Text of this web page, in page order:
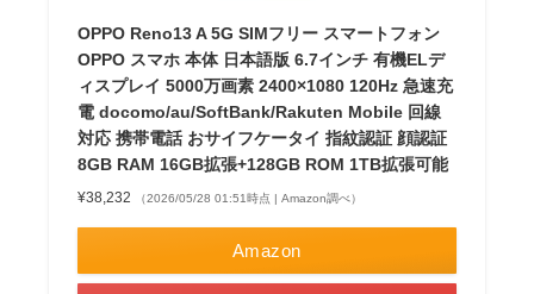
OPPO Reno13 A 5G SIMフリー スマートフォン
OPPO スマホ 本体 日本語版 6.7インチ 有機ELデ
ィスプレイ 5000万画素 2400×1080 120Hz 急速充
電 docomo/au/SoftBank/Rakuten Mobile 回線
対応 携帯電話 おサイフケータイ 指紋認証 顔認証
8GB RAM 16GB拡張+128GB ROM 1TB拡張可能
¥38,232 （2026/05/28 01:51時点 | Amazon調べ）
Amazon